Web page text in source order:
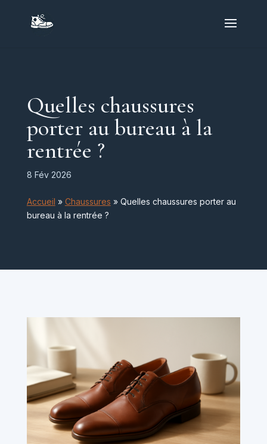
Quelles chaussures
porter au bureau à la
rentrée ?
8 Fév 2026
Accueil » Chaussures » Quelles chaussures porter au
bureau à la rentrée ?